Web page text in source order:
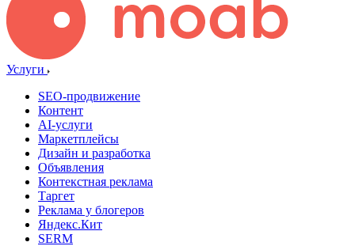
Услуги
SEO-продвижение
Контент
AI-услуги
Маркетплейсы
Дизайн и разработка
Объявления
Контекстная реклама
Таргет
Реклама у блогеров
Яндекс.Кит
SERM